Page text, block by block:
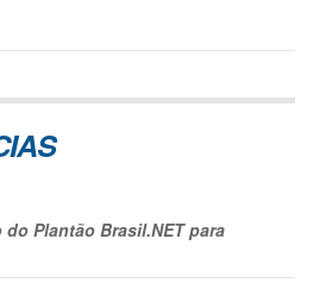
Plantão Brasil.NET para